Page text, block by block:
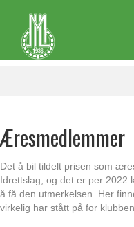
Æresmedlemmer
Det å bil tildelt prisen som
Idrettslag, og det er per 2022
å få den utmerkelsen. Her
virkelig har stått på for